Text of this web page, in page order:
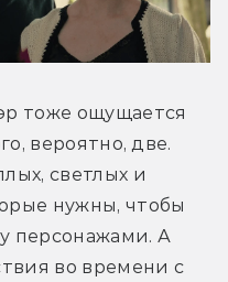
тоже ощущается
вероятно, две.
светлых и
нужны, чтобы
персонажами. А
во времени с